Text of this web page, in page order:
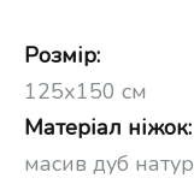
Розмір:
125х150 см
Матеріал ніжок:
масив дуб